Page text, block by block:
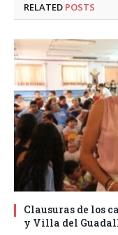
RELATED POSTS
Clausuras de los
y Villa del